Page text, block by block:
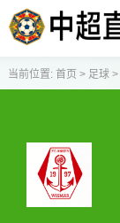
当前位置: 首页 > 足球>